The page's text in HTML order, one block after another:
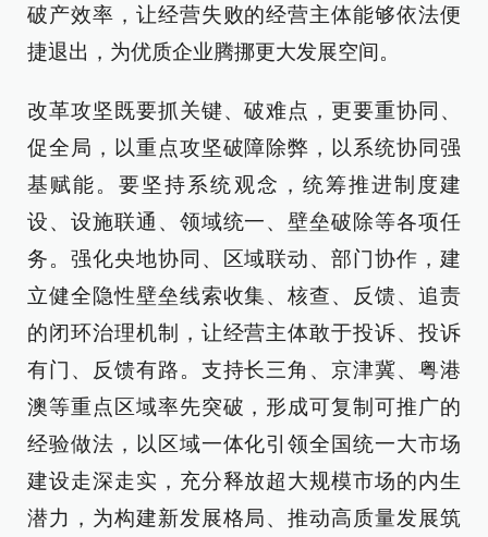
破产效率，让经营失败的经营主体能够依法便
捷退出，为优质企业腾挪更大发展空间。
改革攻坚既要抓关键、破难点，更要重协同、
促全局，以重点攻坚破障除弊，以系统协同强
基赋能。要坚持系统观念，统筹推进制度建
设、设施联通、领域统一、壁垒破除等各项任
务。强化央地协同、区域联动、部门协作，建
立健全隐性壁垒线索收集、核查、反馈、追责
的闭环治理机制，让经营主体敢于投诉、投诉
有门、反馈有路。支持长三角、京津冀、粤港
澳等重点区域率先突破，形成可复制可推广的
经验做法，以区域一体化引领全国统一大市场
建设走深走实，充分释放超大规模市场的内生
潜力，为构建新发展格局、推动高质量发展筑